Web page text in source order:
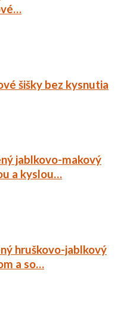
šišky bez kysnutia
jablkovo-makový
a kyslou…
hruškovo-jablkový
a so…